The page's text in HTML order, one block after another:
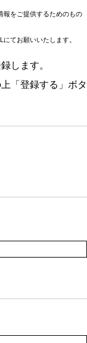
報をご提供するためのもの
てお願いいたします。
します。
「登録する」ボタ